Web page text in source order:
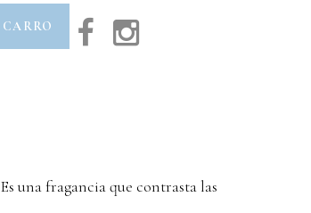
una fragancia que contrasta las